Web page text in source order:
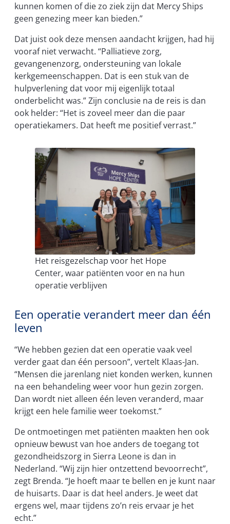
kunnen komen of die zo ziek zijn dat Mercy Ships
geen genezing meer kan bieden.”
Dat juist ook deze mensen aandacht krijgen, had hij
vooraf niet verwacht. “Palliatieve zorg,
gevangenenzorg, ondersteuning van lokale
kerkgemeenschappen. Dat is een stuk van de
hulpverlening dat voor mij eigenlijk totaal
onderbelicht was.” Zijn conclusie na de reis is dan
ook helder: “Het is zoveel meer dan die paar
operatiekamers. Dat heeft me positief verrast.”
Het reisgezelschap voor het Hope
Center, waar patiënten voor en na hun
operatie verblijven
Een operatie verandert meer dan één
leven
“We hebben gezien dat een operatie vaak veel
verder gaat dan één persoon”, vertelt Klaas-Jan.
“Mensen die jarenlang niet konden werken, kunnen
na een behandeling weer voor hun gezin zorgen.
Dan wordt niet alleen één leven veranderd, maar
krijgt een hele familie weer toekomst.”
De ontmoetingen met patiënten maakten hen ook
opnieuw bewust van hoe anders de toegang tot
gezondheidszorg in Sierra Leone is dan in
Nederland. “Wij zijn hier ontzettend bevoorrecht”,
zegt Brenda. “Je hoeft maar te bellen en je kunt naar
de huisarts. Daar is dat heel anders. Je weet dat
ergens wel, maar tijdens zo’n reis ervaar je het
echt.”